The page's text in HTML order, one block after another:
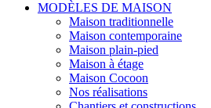
MODÈLES DE MAISON
Maison traditionnelle
Maison contemporaine
Maison plain-pied
Maison à étage
Maison Cocoon
Nos réalisations